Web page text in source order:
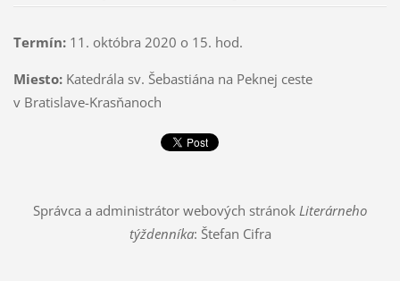
Termín:11. októbra 2020 o 15. hod.
Miesto:Katedrála sv. Šebastiána na Peknej ceste
v Bratislave-Krasňanoch
Správca a administrátor webových stránok Literárneho
týždenníka: Štefan Cifra